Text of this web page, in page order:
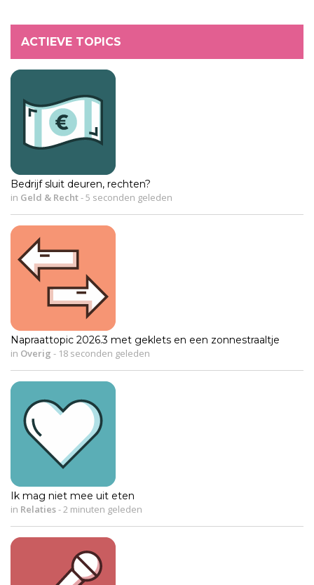
ACTIEVE TOPICS
Bedrijf sluit deuren, rechten?
in Geld & Recht-5 seconden geleden
Napraattopic 2026.3 met geklets en een zonnestraaltje
in Overig - 18 seconden geleden
Ik mag niet mee uit eten
in Relaties- 2 minuten geleden